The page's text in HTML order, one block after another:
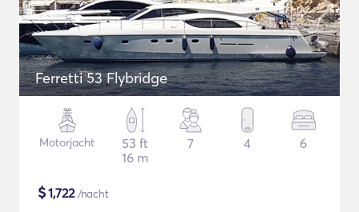
Ferretti 53 Flybridge
Motorjacht
53 ft
16 m
7 4 6
$1,722/nacht